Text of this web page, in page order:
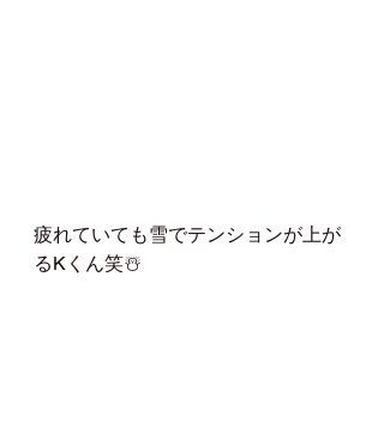
疲れていても雪でテンションが上が
るKくん笑☃️